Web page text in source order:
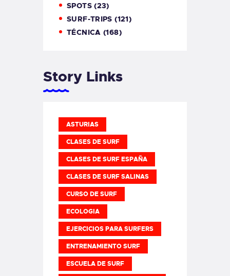
SPOTS(23)
SURF-TRIPS (121)
TÉCNICA (168)
Story Links
ASTURIAS
CLASES DE SURF
CLASES DE SURF ESPAÑA
CLASES DE SURF SALINAS
CURSO DE SURF
ECOLOGIA
EJERCICIOS PARA SURFERS
ENTRENAMIENTO SURF
ESCUELA DE SURF